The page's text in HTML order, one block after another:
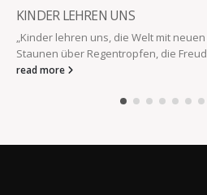
KINDER LEHREN UNS
„Kinder lehren uns, die Welt mit
Staunen über Regentropfen, die
read more